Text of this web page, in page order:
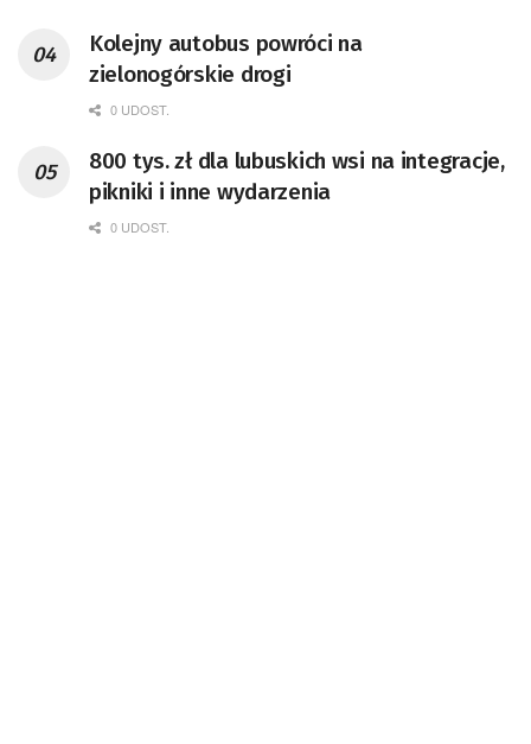
Kolejny autobus powróci na
zielonogórskie drogi
0 UDOST.
800 tys. zł dla lubuskich wsi na integracje,
pikniki i inne wydarzenia
0 UDOST.